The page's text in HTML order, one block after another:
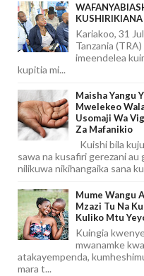
Kariakoo, 31
Tanzania
imeendelea
kupitia mi...
Maisha Yangu
Mwelekeo
Usomaji Wa
Za Mafanikio
Kuishi bila
sawa na kusafiri gerezani au
nilikuwa nikihangaika sana
Mume Wangu
Mzazi Tu Na
Kuliko Mtu
Kuingia
mwanamke
atakayempenda,
mara t...